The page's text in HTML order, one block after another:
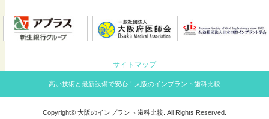
サイトマップ
高い技術と最新設備で安心！大阪のインプラント歯科比較
Copyright© 大阪のインプラント歯科比較. All Rights Reserved.